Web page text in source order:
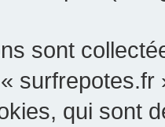
sont
qui sont